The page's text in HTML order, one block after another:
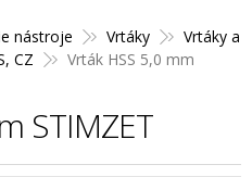
nástroje Vrtáky
Vrtáky a
CZ
Vrták HSS 5,0 mm
STIMZET